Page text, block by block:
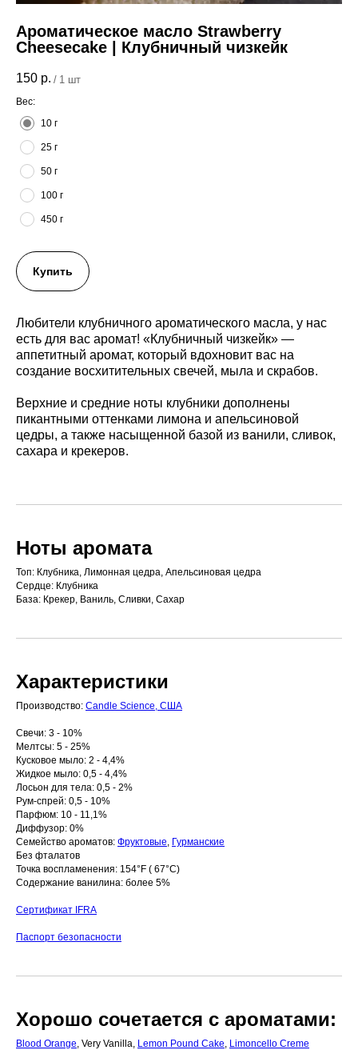
Ароматическое масло Strawberry
Cheesecake | Клубничный чизкейк
150 р. / 1 шт
Вес:
10 г
25 г
50 г
100 г
450 г
Купить
Любители клубничного ароматического масла, у нас
есть для вас аромат! «Клубничный чизкейк» —
аппетитный аромат, который вдохновит вас на
создание восхитительных свечей, мыла и скрабов.
Верхние и средние ноты клубники дополнены
пикантными оттенками лимона и апельсиновой
цедры, а также насыщенной базой из ванили, сливок,
сахара и крекеров.
Ноты аромата
Топ: Клубника, Лимонная цедра, Апельсиновая цедра
Сердце: Клубника
База: Крекер, Ваниль, Сливки, Сахар
Характеристики
Производство: Candle Science, США
Свечи: 3 - 10%
Мелтсы: 5 - 25%
Кусковое мыло: 2 - 4,4%
Жидкое мыло: 0,5 - 4,4%
Лосьон для тела: 0,5 - 2%
Рум-спрей: 0,5 - 10%
Парфюм: 10 - 11,1%
Диффузор: 0%
Семейство ароматов: Фруктовые Гурманские
Без фталатов
Точка воспламенения: 154°F ( 67°C)
Содержание ванилина: более 5%
Сертификат IFRA
Паспорт безопасности
Хорошо сочетается с ароматами:
Blood Orange , Very Vanilla, Lemon Pound Cake Limoncello Creme